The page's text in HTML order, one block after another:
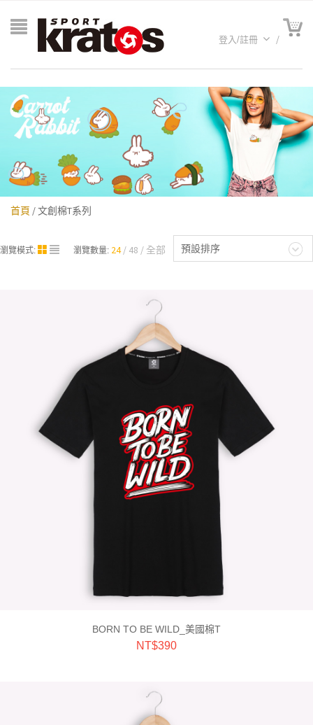
名
登入/註冊
首頁 / 文創棉T系列
預設排序
瀏覽模式: 瀏覽數量: 24 48 全部
BORN TO BE WILD_美國棉T
NT$390